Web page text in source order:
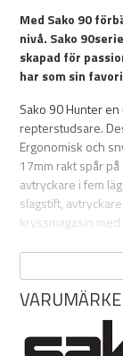
Med Sako 90
nivå. Sako
skapad för
har som sin
Sako 90 Hunter
repterstudsare.
Ergonomisk och
17mm rakt spår
avtryckare i fem
slagstift,
kryssmagasin
Världens mest
förbättras och blir
pånyttfödda
resor – ett vapen
produktfamiljen
VARUMÄRKE